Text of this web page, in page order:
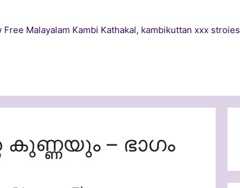
Free Malayalam Kambi Kathakal, kambikuttan xxx stroies
കുണ്ണയും – ഭാഗം